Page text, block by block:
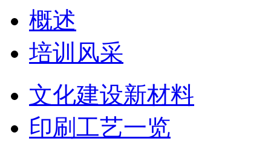
概述
培训风采
文化建设新材料
印刷工艺一览